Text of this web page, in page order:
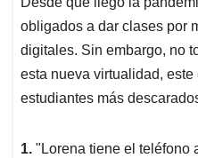
s
A
p
p
b
o
o
k
e
d
I
n
l
a
d
s
obligados a dar clases por
digitales. Sin embargo, no
esta nueva virtualidad, este
estudiantes más
1. "Lorena tiene el teléfono